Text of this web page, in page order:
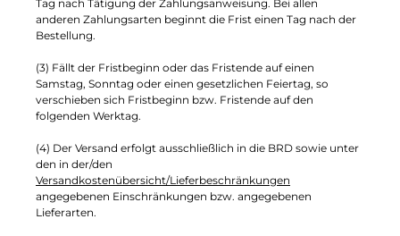
Tag nach Tätigung der Zahlungsanweisung. Bei allen
anderen Zahlungsarten beginnt die Frist einen Tag nach der
Bestellung.
(3) Fällt der Fristbeginn oder das Fristende auf einen
Samstag, Sonntag oder einen gesetzlichen Feiertag, so
verschieben sich Fristbeginn bzw. Fristende auf den
folgenden Werktag.
(4) Der Versand erfolgt ausschließlich in die BRD sowie unter
den in der/den
Versandkostenübersicht/Lieferbeschränkungen
angegebenen Einschränkungen bzw. angegebenen
Lieferarten.